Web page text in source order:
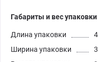
Габариты и вес упаковки
Длина упаковки
Ширина упаковки